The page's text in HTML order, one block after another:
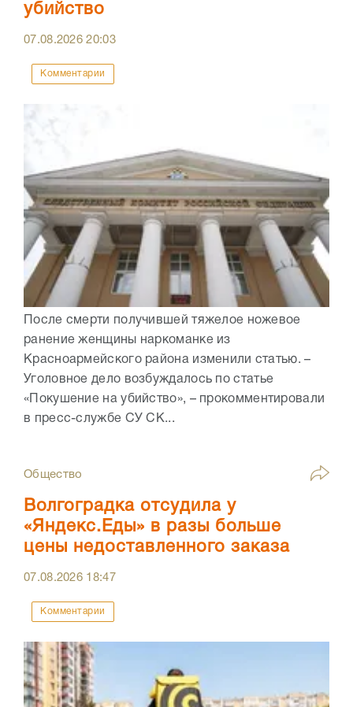
убийство
07.08.202620:03
Комментарии
После смерти получившей тяжелое ножевое
ранение женщины наркоманке из
Красноармейского района изменили статью. –
Уголовное дело возбуждалось по статье
«Покушение на убийство», – прокомментировали
в пресс-службе СУ СК...
Общество
Волгоградка отсудила у
«Яндекс.Еды» в разы больше
цены недоставленного заказа
07.08.2026 18:47
Комментарии